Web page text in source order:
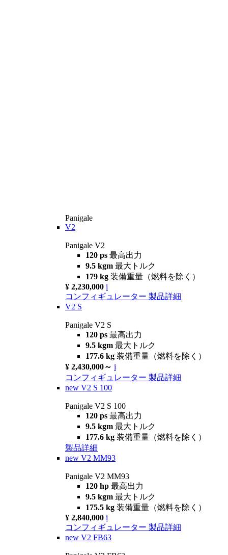
Panigale
V2
Panigale V2
120 ps 最高出力
9.5 kgm 最大トルク
179 kg 装備重量（燃料を除く）
¥ 2,230,000 i
コンフィギュレーター 製品詳細
V2 S
Panigale V2 S
120 ps 最高出力
9.5 kgm 最大トルク
177.6 kg 装備重量（燃料を除く）
¥ 2,430,000～ i
コンフィギュレーター 製品詳細
new V2 S 100
Panigale V2 S 100
120 ps 最高出力
9.5 kgm 最大トルク
177.6 kg 装備重量（燃料を除く）
製品詳細
new V2 MM93
Panigale V2 MM93
120 hp 最高出力
9.5 kgm 最大トルク
175.5 kg 装備重量（燃料を除く）
¥ 2,840,000 i
コンフィギュレーター 製品詳細
new V2 FB63